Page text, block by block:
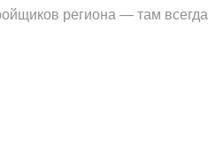
региона — там